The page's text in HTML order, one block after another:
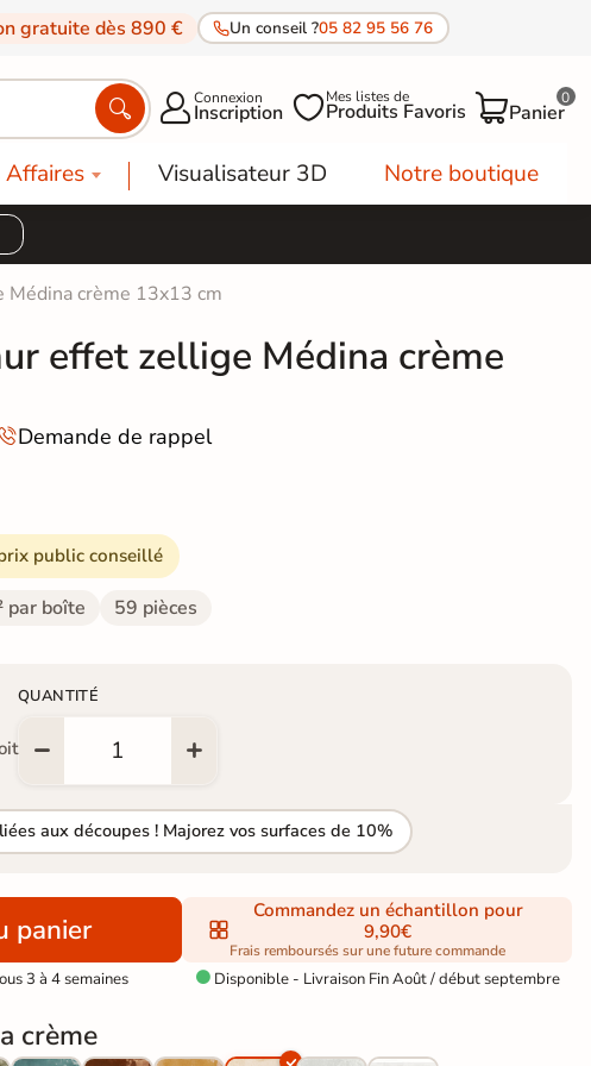
gratuite dès 890 € Un conseil ?05 82 95 56 76
 Connexion
Inscription Mes listes de
Produits Favoris Panier
0
Affaires Visualisateur 3D Notre boutique
crème 13x13 cm
effet zellige Médina crème
Demande de rappel
public conseillé
par boîte 59 pièces
QUANTITÉ
aux découpes ! Majorez vos surfaces de 10%
panier
3 à 4 semaines
Commandez un échantillon pour
9,90€
Frais remboursés sur une future commande
Disponible - Livraison Fin Août / début septembre
crème